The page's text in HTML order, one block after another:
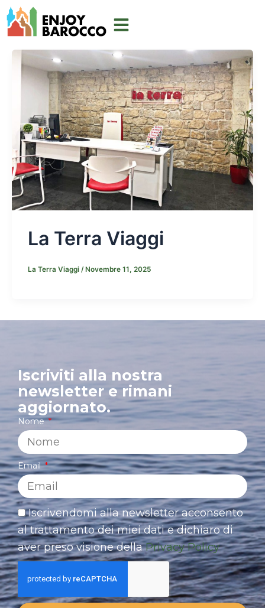
Vai
al
La Terra Viaggi
La Terra Viaggi /Novembre 11, 2025
Iscriviti alla nostra
newsletter e rimani
aggiornato.
Nome
Email
Iscrivendomi alla newsletter acconsento
al trattamento dei miei dati e dichiaro di
aver preso visione dellaPrivacy Policy